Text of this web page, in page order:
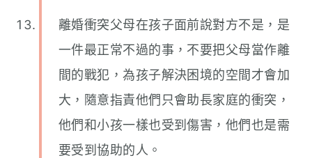
離婚衝突父母在孩子面前說對方不是，是
一件最正常不過的事，不要把父母當作離
間的戰犯，為孩子解決困境的空間才會加
大，隨意指責他們只會助長家庭的衝突，
他們和小孩一樣也受到傷害，他們也是需
要受到協助的人。